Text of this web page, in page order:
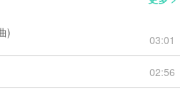
)
03:01
02:56